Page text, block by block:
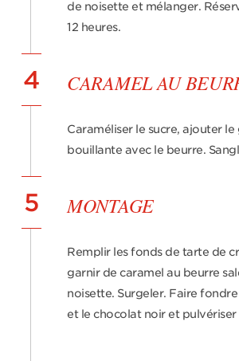
de noisette et mélanger.
12 heures.
4 CARAMEL AU
Caraméliser le sucre, ajouter
bouillante avec le beurre.
5 MONTAGE
Remplir les fonds de tarte de
garnir de caramel au beurre
noisette. Surgeler. Faire
et le chocolat noir et pulvériser